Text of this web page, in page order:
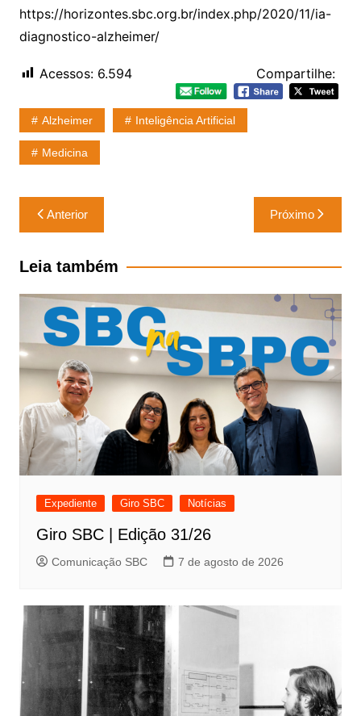
https://horizontes.sbc.org.br/index.php/2020/11/ia-
diagnostico-alzheimer/
Compartilhe:
Acessos: 6.594
Alzheimer Inteligência Artificial
Medicina
Navegação
de
Post
Anterior Próximo
Leia também
Expediente Giro SBC Notícias
Giro SBC | Edição 31/26
Comunicação SBC 7 de agosto de 2026